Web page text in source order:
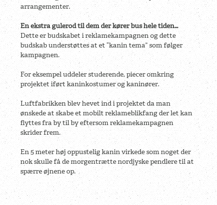
arrangementer.
En ekstra gulerod til dem der kører bus hele tiden…
Dette er budskabet i reklamekampagnen og dette
budskab understøttes at et “kanin tema” som følger
kampagnen.
For eksempel uddeler studerende, piecer omkring
projektet iført kaninkostumer og kaninører.
Luftfabrikken blev hevet ind i projektet da man
ønskede at skabe et mobilt reklameblikfang der let kan
flyttes fra by til by eftersom reklamekampagnen
skrider frem.
En 5 meter høj oppustelig kanin virkede som noget der
nok skulle få de morgentrætte nordjyske pendlere til at
spærre øjnene op.